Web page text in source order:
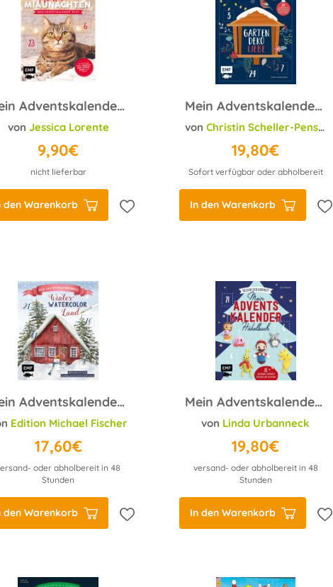
Mein Adventskalender-Buch: Fröhliche Miaunachten
von Jessica Lorente
9,90€
nicht lieferbar
den Warenkorb
Mein Adventskalender-Buch: Gartendeko-Liebe
von Christin Scheller-Penser
19,80€
Sofort verfügbar oder abholbereit
In den Warenkorb
Zesche;Sabrina Sterntal Hannah Krutmann;Marion Kaiser
Mein Adventskalender-Buch: Winter-Watercolor-Land
Edition Michael Fischer
17,60€
oder abholbereit in 48
Stunden
den Warenkorb
Mein Adventskalender-Häkelbuch: Helden der Kindheit - Merry X-Mas
von Linda Urbanneck
19,80€
versand- oder abholbereit in 48
Stunden
In den Warenkorb